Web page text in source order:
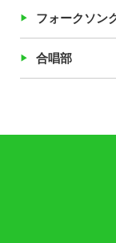
フォークソン
合唱部